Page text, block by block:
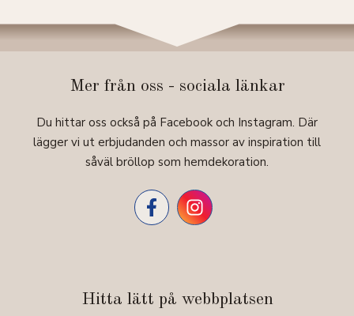
Mer från oss - sociala länkar
Du hittar oss också på Facebook och Instagram. Där
lägger vi ut erbjudanden och massor av inspiration till
såväl bröllop som hemdekoration.
Hitta lätt på webbplatsen